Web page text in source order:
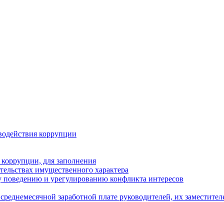
коррупции
для заполнения
имущественного характера
и урегулированию конфликта интересов
заработной плате руководителей, их